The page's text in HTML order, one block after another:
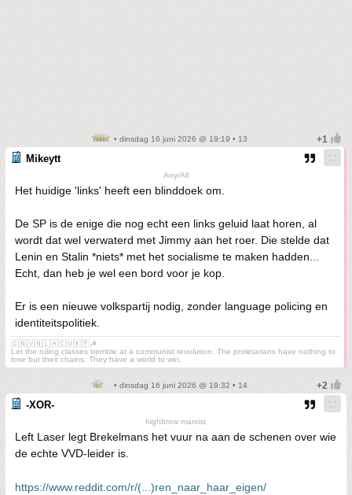
• dinsdag 16 juni 2026 @ 19:19 • 13
Mikeytt
Any/All
Het huidige 'links' heeft een blinddoek om.
De SP is de enige die nog echt een links geluid laat horen, al
wordt dat wel verwaterd met Jimmy aan het roer. Die stelde dat
Lenin en Stalin *niets* met het socialisme te maken hadden...
Echt, dan heb je wel een bord voor je kop.
Er is een nieuwe volkspartij nodig, zonder language policing en
identiteitspolitiek.
🇨🇳🇻🇳🇱🇦🇨🇺🇰🇵☭
Let the ruling classes tremble at a communist revolution. The proletarians have nothing to
lose but their chains. They have a world to win.
• dinsdag 16 juni 2026 @ 19:32 • 14
-XOR-
highbrow marxist
Left Laser legt Brekelmans het vuur na aan de schenen over wie
de echte VVD-leider is.
https://www.reddit.com/r/(...)ren_naar_haar_eigen/